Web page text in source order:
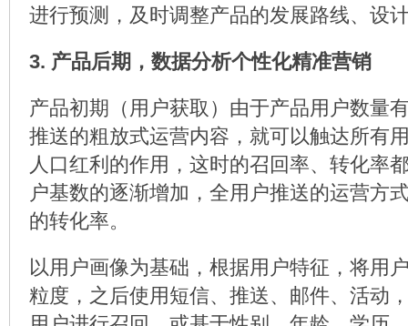
进行预测，及时调整产品的发展路线、设
3. 产品后期，数据分析个性化精准营销
产品初期（用户获取）由于产品用户数量
推送的粗放式运营内容，就可以触达所有
人口红利的作用，这时的召回率、转化率
户基数的逐渐增加，全用户推送的运营方
的转化率。
以用户画像为基础，根据用户特征，将用
粒度，之后使用短信、推送、邮件、活动